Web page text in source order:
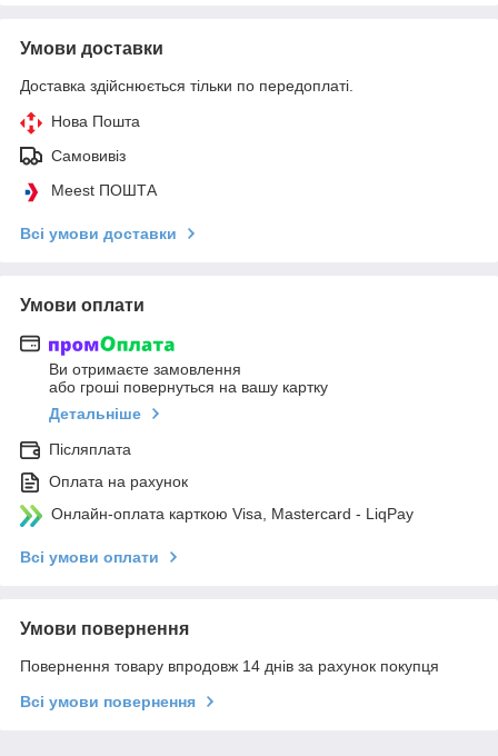
Умови доставки
Доставка здійснюється тільки по передоплаті.
Нова Пошта
Самовивіз
Meest ПОШТА
Всі умови доставки
Умови оплати
Ви отримаєте замовлення
або гроші повернуться на вашу картку
Детальніше
Післяплата
Оплата на рахунок
Онлайн-оплата карткою Visa, Mastercard - LiqPay
Всі умови оплати
Умови повернення
Повернення товару впродовж 14 днів за рахунок покупця
Всі умови повернення